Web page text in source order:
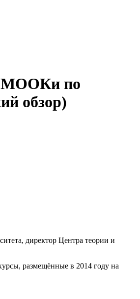
МООКи по
обзор)
директор Центра теории и
размещённые в 2014 году на